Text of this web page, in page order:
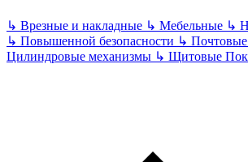
↳ Врезные и накладные ↳ Мебельные ↳
↳ Повышенной безопасности ↳ Почтовые
Цилиндровые механизмы ↳ Щитовые